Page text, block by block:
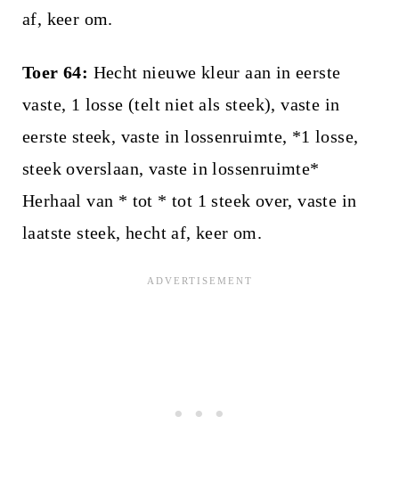
af, keer om.
Toer 64: Hecht nieuwe kleur aan in eerste
vaste, 1 losse (telt niet als steek), vaste in
eerste steek, vaste in lossenruimte, *1 losse,
steek overslaan, vaste in lossenruimte*
Herhaal van * tot * tot 1 steek over, vaste in
laatste steek, hecht af, keer om.